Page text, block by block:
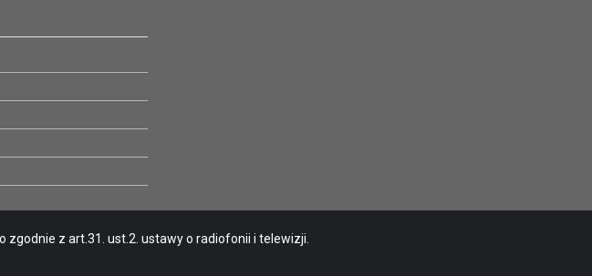
z art.31. ust.2. ustawy o radiofonii i telewizji.